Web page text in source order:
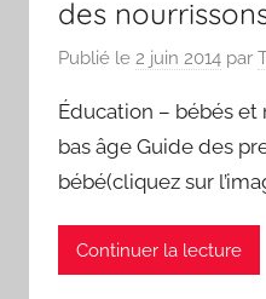
des
Publié le 2 juin 2014 par
Éducation – bébés et
bas âge Guide des
bébé(cliquez sur
Continuer la lecture